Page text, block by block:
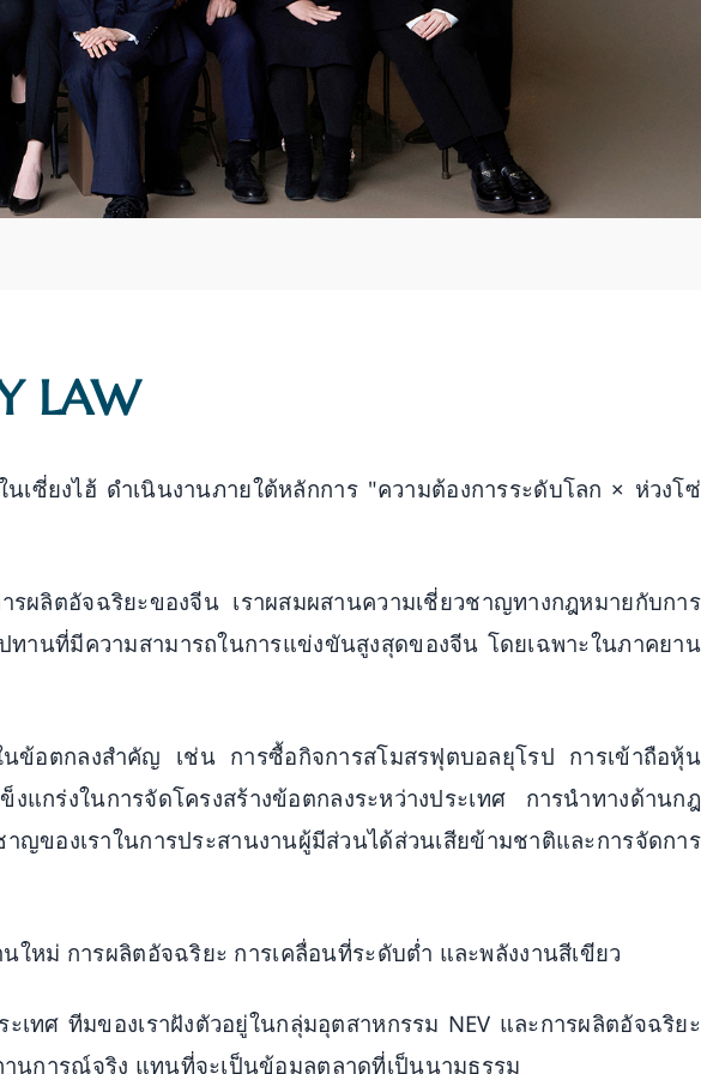
LAW
ซี่ยงไฮ้ ดำเนินงานภายใต้หลักการ "ความต้องการระดับโลก × ห่วงโซ่
ผลิตอัจฉริยะของจีน เราผสมผสานความเชี่ยวชาญทางกฎหมายกับการ
านที่มีความสามารถในการแข่งขันสูงสุดของจีน โดยเฉพาะในภาคยาน
ข้อตกลงสำคัญ เช่น การซื้อกิจการสโมสรฟุตบอลยุโรป การเข้าถือหุ้น
กร่งในการจัดโครงสร้างข้อตกลงระหว่างประเทศ การนำทางด้านกฎ
ของเราในการประสานงานผู้มีส่วนได้ส่วนเสียข้ามชาติและการจัดการ
หม่ การผลิตอัจฉริยะ การเคลื่อนที่ระดับต่ำ และพลังงานสีเขียว
ทศ ทีมของเราฝังตัวอยู่ในกลุ่มอุตสาหกรรม NEV และการผลิตอัจฉริยะ
นการณ์จริง แทนที่จะเป็นข้อมูลตลาดที่เป็นนามธรรม